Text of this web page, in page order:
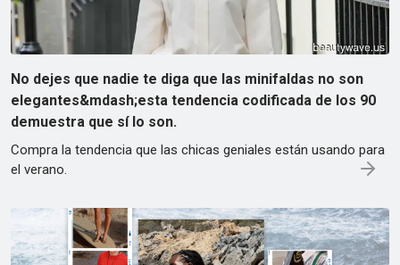
No dejes que nadie te diga que las minifaldas no son
elegantes&mdash;esta tendencia codificada de los 90
demuestra que sí lo son.
Compra la tendencia que las chicas geniales están usando para
el verano.